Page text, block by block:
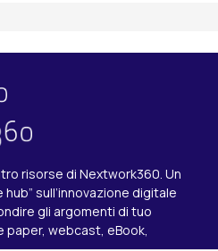
risorse di Nextwork360. Un
sull’innovazione digitale
gli argomenti di tuo
webcast, eBook,